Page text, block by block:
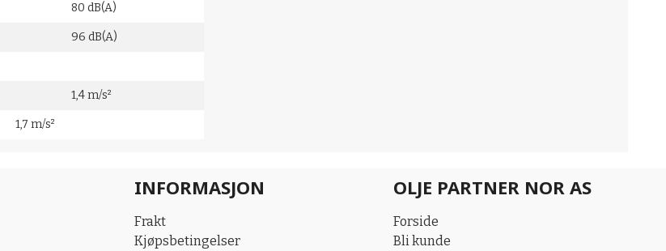
80 dB(A)
96 dB(A)
1,4 m/s²
1,7 m/s²
INFORMASJON
Frakt
Kjøpsbetingelser
OLJE PARTNER NOR AS
Forside
Bli kunde